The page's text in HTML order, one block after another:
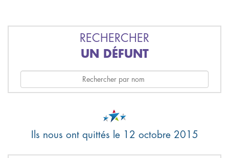
RECHERCHER
UN DÉFUNT
Ils nous ont quittés le 12 octobre 2015